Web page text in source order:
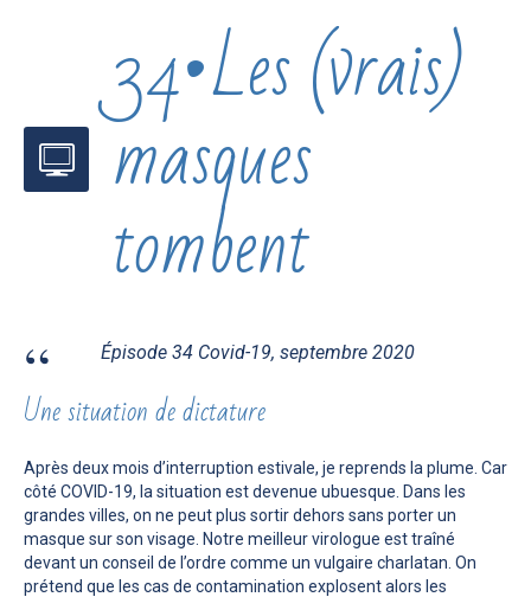
34•Les (vrais)
masques
tombent
Épisode 34 Covid-19, septembre 2020
Une situation de dictature
Après deux mois d’interruption estivale, je reprends la plume. Car
côté COVID-19, la situation est devenue ubuesque. Dans les
grandes villes, on ne peut plus sortir dehors sans porter un
masque sur son visage. Notre meilleur virologue est traîné
devant un conseil de l’ordre comme un vulgaire charlatan. On
prétend que les cas de contamination explosent alors les